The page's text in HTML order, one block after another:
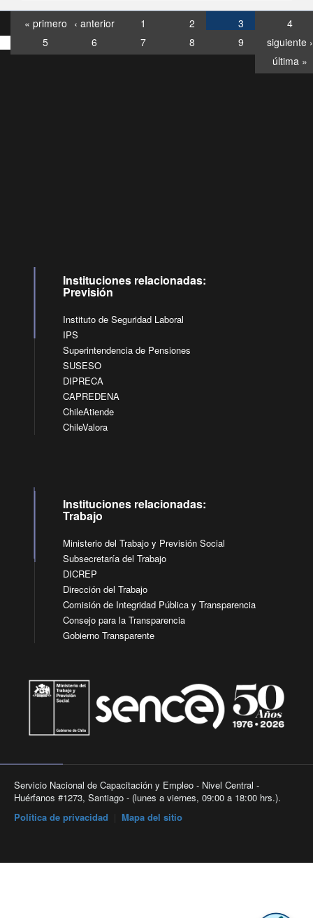
« primero ‹ anterior 1 2 3
4
5
6 7 8 9
siguiente ›
última »
Instituciones relacionadas:
Previsión
Instituto de Seguridad Laboral
IPS
Superintendencia de Pensiones
SUSESO
DIPRECA
CAPREDENA
ChileAtiende
ChileValora
Instituciones relacionadas:
Trabajo
Ministerio del Trabajo y Previsión Social
Subsecretaría del Trabajo
DICREP
Dirección del Trabajo
Comisión de Integridad Pública y Transparencia
Consejo para la Transparencia
Gobierno Transparente
Servicio Nacional de Capacitación y Empleo - Nivel Central -
Huérfanos #1273, Santiago - (lunes a viernes, 09:00 a 18:00 hrs.).
Política de privacidad
Mapa del sitio